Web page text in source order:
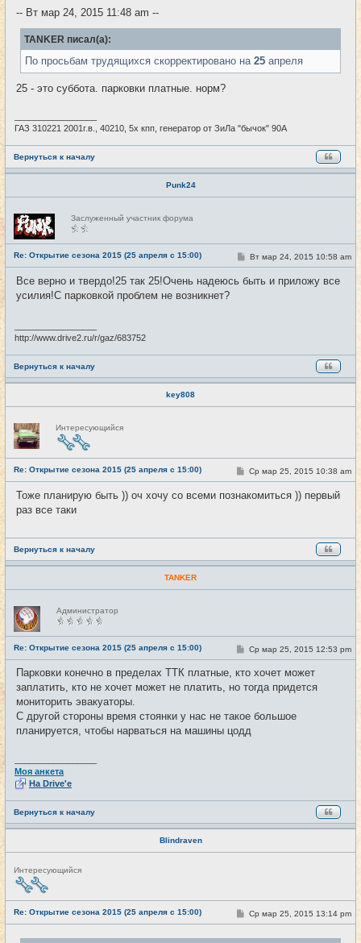
-- Вт мар 24, 2015 11:48 am --
TANKER писал(а):
По просьбам трудящихся скорректировано на 25 апреля
25 - это суббота. парковки платные. норм?
ГАЗ 310221 2001г.в., 40210, 5х кпп, генератор от ЗиЛа "бычок" 90А
Вернуться к началу
Punk24
Н
е
в
с
е
т
и
Заслуженный участник форума
Re: Открытие сезона 2015 (25 апреля с 15:00) #9
С
о
б
Вт мар 24, 2015 10:58 am
Все верно и твердо!25 так 25!Очень надеюсь быть и приложу все
усилия!С парковкой проблем не возникнет?
http://www.drive2.ru/r/gaz/683752
Вернуться к началу
key808
Н
е
в
с
е
т
и
Интересующийся
Re: Открытие сезона 2015 (25 апреля с 15:00) #10
С
о
б
и
Ср мар 25, 2015 10:38 am
Тоже планирую быть )) оч хочу со всеми познакомиться )) первый
раз все таки
Вернуться к началу
TANKER
Н
е
в
с
е
т
и
Администратор
Re: Открытие сезона 2015 (25 апреля с 15:00) #11
С
о
б
щ
и
Ср мар 25, 2015 12:53 pm
Парковки конечно в пределах ТТК платные, кто хочет может
заплатить, кто не хочет может не платить, но тогда придется
мониторить эвакуаторы.
С другой стороны время стоянки у нас не такое большое
планируется, чтобы нарваться на машины цодд
Моя анкета
На Drive'e
Вернуться к началу
Blindraven
Н
е
в
т
и
Интересующийся
Re: Открытие сезона 2015 (25 апреля с 15:00) #12
С
о
Ср мар 25, 2015 13:14 pm